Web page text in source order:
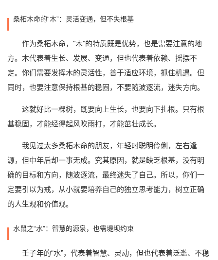
桑柘木命的“木”：灵活变通，但不失根基
作为桑柘木命，"木"的特质既是优势，也是需要注意的地
方。木代表着生长、发展、变通，但也代表着依赖、摇摆不
定。你们需要发挥木的灵活性，善于适应环境，抓住机遇。但
同时，也要注意保持根基的稳固，不要随波逐流，迷失方向。
这就好比一棵树，既要向上生长，也要向下扎根。只有根
基稳固，才能经得起风吹雨打，才能茁壮成长。
我见过太多桑柘木命的朋友，年轻时聪明伶俐，左右逢
源，但中年后却一事无成。究其原因，就是缺乏根基，没有明
确的目标和方向，随波逐流，最终迷失了自己。所以，你们一
定要引以为戒，从小就要培养自己的独立思考能力，树立正确
的人生观和价值观。
水鼠之“水”：智慧的源泉，也需堤坝约束
壬子年的“水”，代表着智慧、灵动，但也代表着泛滥、不稳